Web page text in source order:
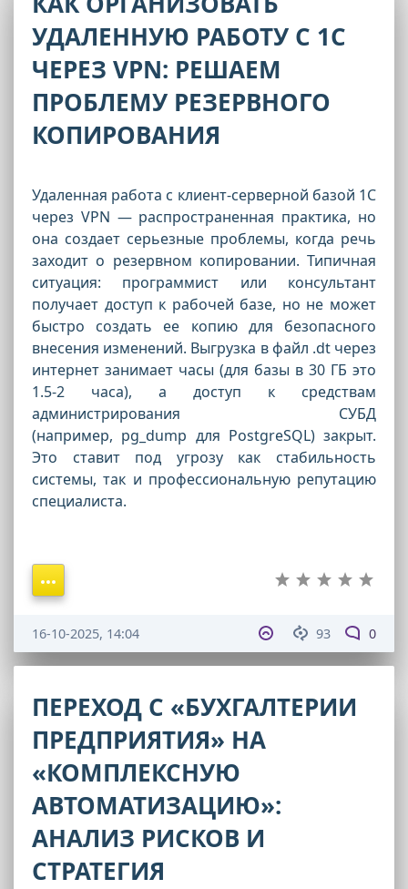
УДАЛЕННУЮ РАБОТУ С 1С
ЧЕРЕЗ VPN: РЕШАЕМ
ПРОБЛЕМУ РЕЗЕРВНОГО
КОПИРОВАНИЯ
Удаленная работа с клиент-серверной базой 1С
через VPN — распространенная практика, но
она создает серьезные проблемы, когда речь
заходит о резервном копировании. Типичная
ситуация: программист или консультант
получает доступ к рабочей базе, но не может
быстро создать ее копию для безопасного
внесения изменений. Выгрузка в файл .dt через
интернет занимает часы (для базы в 30 ГБ это
1.5-2 часа), а доступ к средствам
администрирования СУБД
(например, pg_dump для PostgreSQL) закрыт.
Это ставит под угрозу как стабильность
системы, так и профессиональную репутацию
специалиста.
93 0
16-10-2025, 14:04
ПЕРЕХОД С «БУХГАЛТЕРИИ
ПРЕДПРИЯТИЯ» НА
«КОМПЛЕКСНУЮ
АВТОМАТИЗАЦИЮ»:
АНАЛИЗ РИСКОВ И
СТРАТЕГИЯ